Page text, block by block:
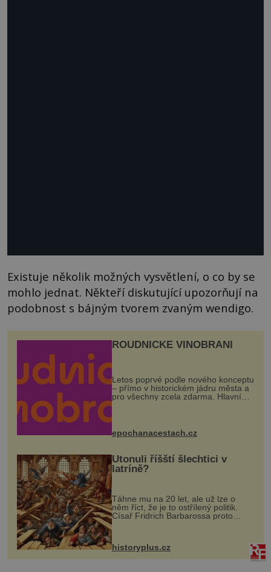
Existuje několik možných vysvětlení, o co by se
mohlo jednat. Někteří diskutující upozorňují na
podobnost s bájným tvorem zvaným wendigo.
ROUDNICKÉ VINOBRANÍ
Letos poprvé podle nového konceptu
– přímo v historickém jádru města a
pro všechny zcela zdarma. Hlavní
program se odehraje na Karlově a
mohou těšit na víno, burčák, pes...
epochanacestach.cz
Utonuli říšští šlechtici v
latríně?
Táhne mu na 20 let, ale už lze o
něm říct, že je to ostřílený politik.
Císař Fridrich Barbarossa proto
posílá svého syna a dědice Jindřicha
VI. do Erfurtu, aby se stal
prostředníkem při řešení sporu m...
historyplus.cz